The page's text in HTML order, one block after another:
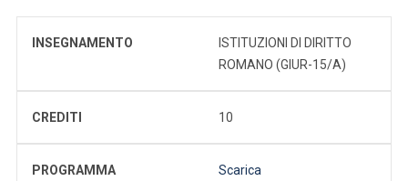
INSEGNAMENTO
ISTITUZIONI DI DIRITTO
ROMANO (GIUR-15/A)
CREDITI 10
PROGRAMMA Scarica